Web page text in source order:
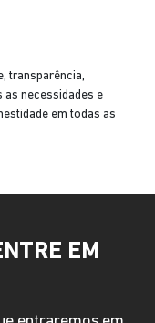
transparência,
as necessidades e
em todas as
EM